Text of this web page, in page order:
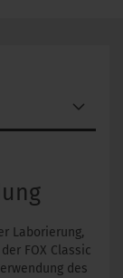
Laborierung,
FOX Classic
des